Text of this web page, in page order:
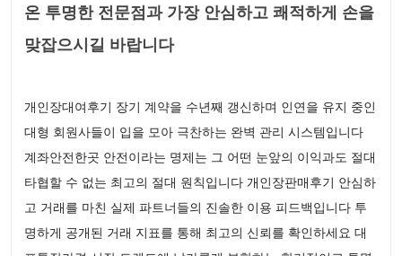
온 투명한 전문점과 가장 안심하고 쾌적하게 손을
맞잡으시길 바랍니다
개인장대여후기 장기 계약을 수년째 갱신하며 인연을 유지 중인
대형 회원사들이 입을 모아 극찬하는 완벽 관리 시스템입니다
계좌안전한곳 안전이라는 명제는 그 어떤 눈앞의 이익과도 절대
타협할 수 없는 최고의 절대 원칙입니다 개인장판매후기 안심하
고 거래를 마친 실제 파트너들의 진솔한 이용 피드백입니다 투
명하게 공개된 거래 지표를 통해 최고의 신뢰를 확인하세요 대